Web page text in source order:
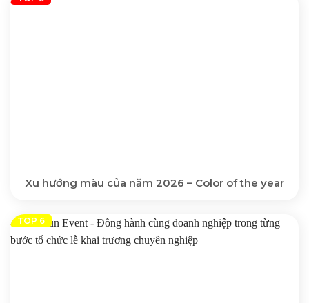
Xu hướng màu của năm 2026 – Color of the year